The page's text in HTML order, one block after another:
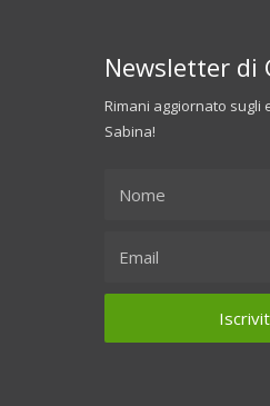
Newsletter di
Rimani aggiornato sugli
Sabina!